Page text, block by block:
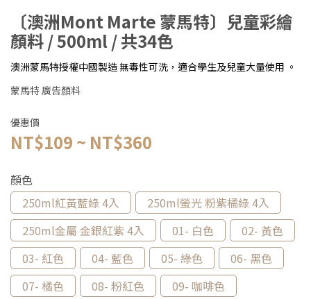
〔澳洲Mont Marte 蒙馬特〕兒童彩繪
顏料 / 500ml / 共34色
澳洲蒙馬特授權中國製造 無毒性可洗，適合學生及兒童大量使用 。
蒙馬特 廣告顏料
優惠價
NT$109 ~ NT$360
顏色
250ml紅黃藍綠 4入
250ml螢光 粉紫橘綠 4入
250ml金屬 金銀紅紫 4入
01- 白色
02- 黃色
03- 紅色
04- 藍色 05- 綠色
06- 黑色
07- 橘色
08- 粉紅色
09- 咖啡色